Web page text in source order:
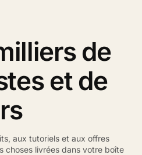
de
et de
aux tutoriels et aux offres
choses livrées dans votre boîte